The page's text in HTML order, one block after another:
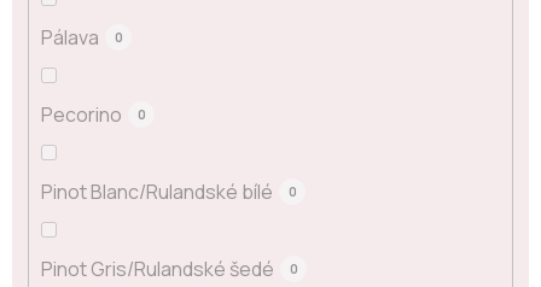
Pálava 0
Pecorino 0
Pinot Blanc/Rulandské bílé 0
Pinot Gris/Rulandské šedé 0